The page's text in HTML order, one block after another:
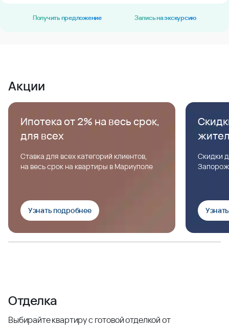
Получить предложение Запись на экскурсию
Акции
Ипотека от 2% на весь срок,
для всех
Ставка для всех категорий клиентов,
на весь срок на квартиры в Мариуполе
Узнать подробнее
Скидки
Отделка
Выбирайте квартиру с готовой отделкой от